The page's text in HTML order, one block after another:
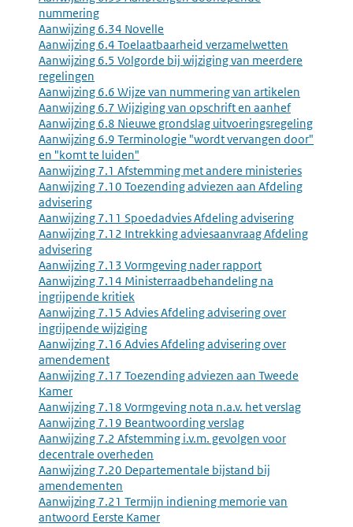
nummering
Aanwijzing 6.34 Novelle
Aanwijzing 6.4 Toelaatbaarheid verzamelwetten
Aanwijzing 6.5 Volgorde bij wijziging van meerdere
regelingen
Aanwijzing 6.6 Wijze van nummering van artikelen
Aanwijzing 6.7 Wijziging van opschrift en aanhef
Aanwijzing 6.8 Nieuwe grondslag uitvoeringsregeling
Aanwijzing 6.9 Terminologie "wordt vervangen door"
en "komt te luiden"
Aanwijzing 7.1 Afstemming met andere ministeries
Aanwijzing 7.10 Toezending adviezen aan Afdeling
advisering
Aanwijzing 7.11 Spoedadvies Afdeling advisering
Aanwijzing 7.12 Intrekking adviesaanvraag Afdeling
advisering
Aanwijzing 7.13 Vormgeving nader rapport
Aanwijzing 7.14 Ministerraadbehandeling na
ingrijpende kritiek
Aanwijzing 7.15 Advies Afdeling advisering over
ingrijpende wijziging
Aanwijzing 7.16 Advies Afdeling advisering over
amendement
Aanwijzing 7.17 Toezending adviezen aan Tweede
Kamer
Aanwijzing 7.18 Vormgeving nota n.a.v. het verslag
Aanwijzing 7.19 Beantwoording verslag
Aanwijzing 7.2 Afstemming i.v.m. gevolgen voor
decentrale overheden
Aanwijzing 7.20 Departementale bijstand bij
amendementen
Aanwijzing 7.21 Termijn indiening memorie van
antwoord Eerste Kamer